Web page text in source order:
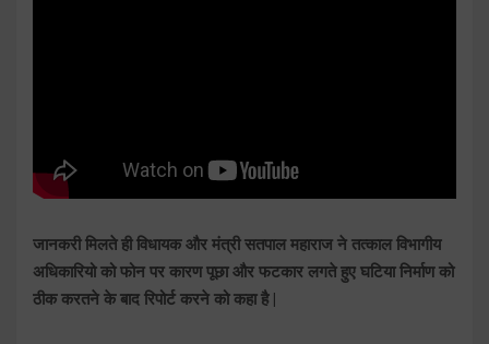
जानकरी मिलते ही विधायक और मंत्री सतपाल महाराज ने तत्काल विभागीय
अधिकारियो को फोन पर कारण पूछा और फटकार लगते हुए घटिया निर्माण को
ठीक करतने के बाद रिपोर्ट करने को कहा है |